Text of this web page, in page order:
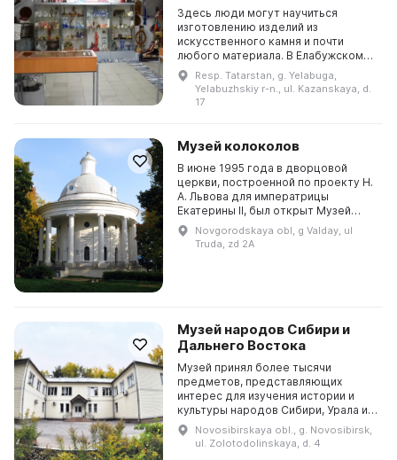
Здесь люди могут научиться
изготовлению изделий из
искусственного камня и почти
любого материала. В Елабужском
государственном музее-
заповеднике представлена
коллекция декоративно-
Resp. Tatarstan, g. Yelabuga,
Yelabuzhskiy r-n., ul. Kazanskaya, d.
17
Музей колоколов
В июне 1995 года в дворцовой
церкви, построенной по проекту Н.
А. Львова для императрицы
Екатерины II, был открыт Музей
колоколов. В нем можно узнать о
том, почему европейские колокола
поют, а русские...
Novgorodskaya obl, g Valday, ul
Truda, zd 2A
Музей народов Сибири и
Дальнего Востока
Музей принял более тысячи
предметов, представляющих
интерес для изучения истории и
культуры народов Сибири, Урала и
Дальнего Востока. Основные
экспозиции рассказывают о
культуре и истории народов Сиби...
Novosibirskaya obl., g. Novosibirsk,
ul. Zolotodolinskaya, d. 4